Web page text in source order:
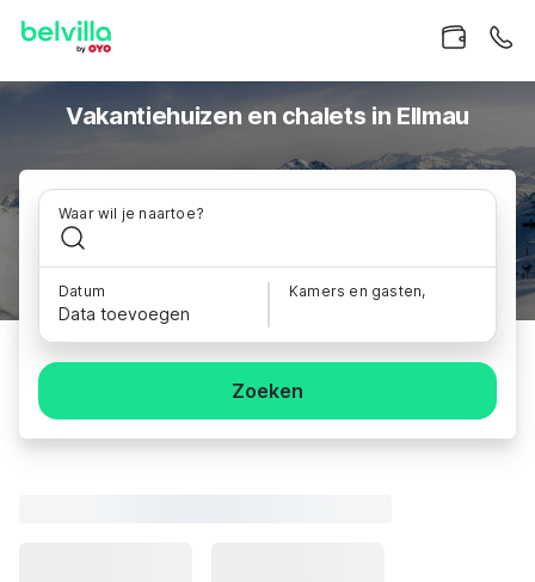
Vakantiehuizen en chalets in Ellmau
Waar wil je naartoe?
Datum
Data toevoegen
Kamers en gasten,
Zoeken